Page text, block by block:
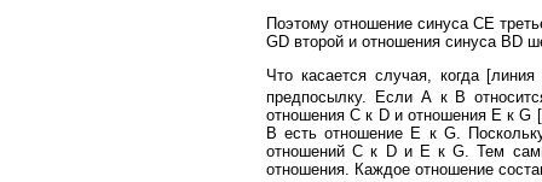
Поэтому отношение синуса СЕ
GD второй и отношения синуса BD
Что касается случая, когда
предпосылку. Если А к B
отношения С к D и отношения Ε к G
В есть отношение Ε к G.
отношений С к D и Ε к G. Тем
отношения. Каждое отношение